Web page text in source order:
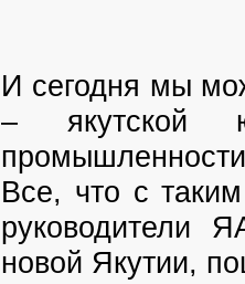
И сегодня мы
– якутской
Все, что с
руководители
новой Якутии,